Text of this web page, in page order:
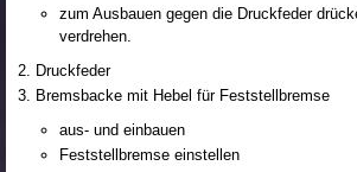
zum Ausbauen gegen die Druckfeder
verdrehen.
Druckfeder
Bremsbacke mit Hebel für Feststellbremse
aus- und einbauen
Feststellbremse einstellen